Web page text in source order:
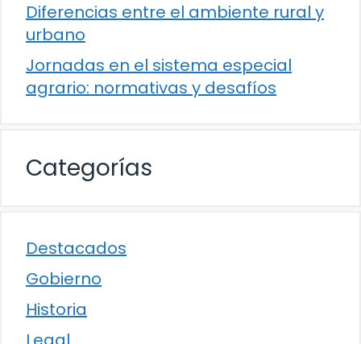
Diferencias entre el ambiente rural y
urbano
Jornadas en el sistema especial
agrario: normativas y desafíos
Categorías
Destacados
Gobierno
Historia